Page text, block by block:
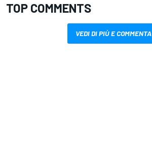
TOP COMMENTS
VEDI DI PIÙ E COMMENTA